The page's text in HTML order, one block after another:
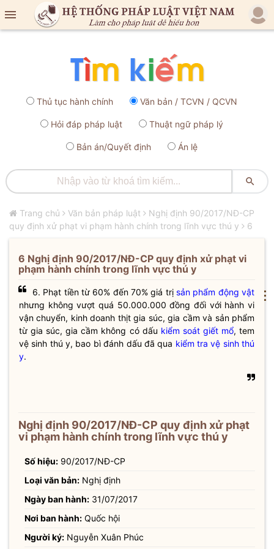

Thủ tục hành chính Văn bản / TCVN / QCVN
Hỏi đáp pháp luật Thuật ngữ pháp lý
Bản án/Quyết định Án lệ

Trang chủ Văn bản pháp luật
Nghị định 90/2017/NĐ-CP
quy định xử phạt vi phạm hành chính trong lĩnh vực thú y
6
6 Nghị định 90/2017/NĐ-CP quy định xử phạt vi
phạm hành chính trong lĩnh vực thú y
6. Phạt tiền từ 60% đến 70% giá trị sản phẩm động vật
nhưng không vượt quá 50.000.000 đồng đối với hành vi
vận chuyển, kinh doanh thịt gia súc, gia cầm và sản phẩm
từ gia súc, gia cầm không có dấu kiểm soát giết mổ, tem
vệ sinh thú y, bao bì đánh dấu đã qua kiểm tra vệ sinh thú
y.
Nghị định 90/2017/NĐ-CP quy định xử phạt
vi phạm hành chính trong lĩnh vực thú y
Số hiệu: 90/2017/NĐ-CP
Loại văn bản: Nghị định
Ngày ban hành: 31/07/2017
Nơi ban hành: Quốc hội
Người ký: Nguyễn Xuân Phúc
⋮